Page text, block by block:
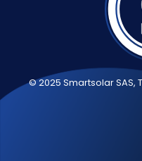
© 2025 Smartsolar